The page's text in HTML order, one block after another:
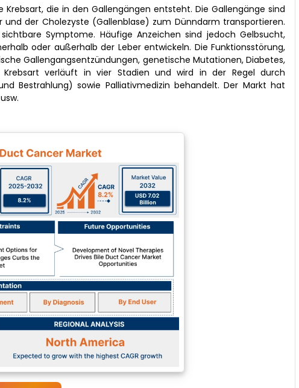
die in den Gallengängen entsteht. Die Gallengänge sind
der Cholezyste (Gallenblase) zum Dünndarm transportieren.
Symptome. Häufige Anzeichen sind jedoch Gelbsucht,
oder außerhalb der Leber entwickeln. Die Funktionsstörung,
Gallengangsentzündungen, genetische Mutationen, Diabetes,
Krebsart verläuft in vier Stadien und wird in der Regel durch
Bestrahlung) sowie Palliativmedizin behandelt. Der Markt hat